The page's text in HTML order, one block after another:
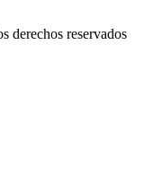
derechos reservados